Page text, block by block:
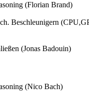
(Florian Brand)
Beschleunigern
(Jonas Badouin)
(Nico Bach)